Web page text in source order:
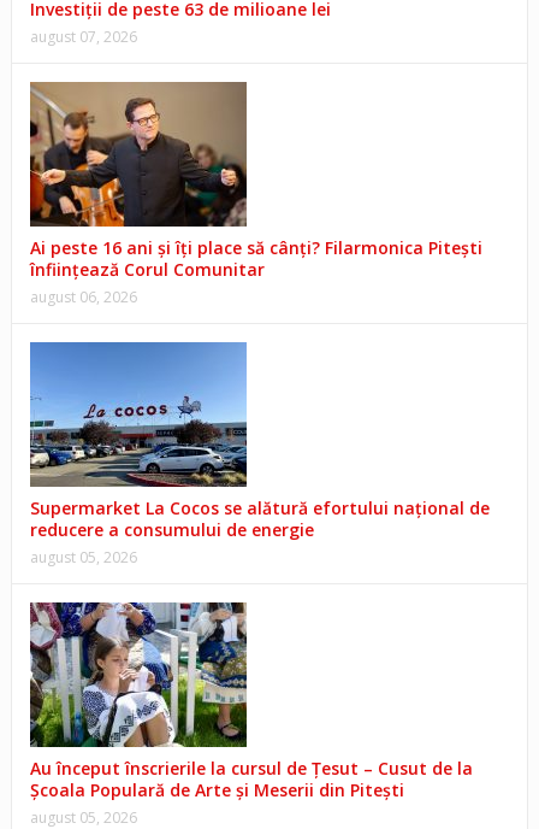
Investiții de peste 63 de milioane lei
august 07, 2026
Ai peste 16 ani și îți place să cânți? Filarmonica Pitești
înființează Corul Comunitar
august 06, 2026
Supermarket La Cocos se alătură efortului național de
reducere a consumului de energie
august 05, 2026
Au început înscrierile la cursul de Țesut – Cusut de la
Școala Populară de Arte și Meserii din Pitești
august 05, 2026